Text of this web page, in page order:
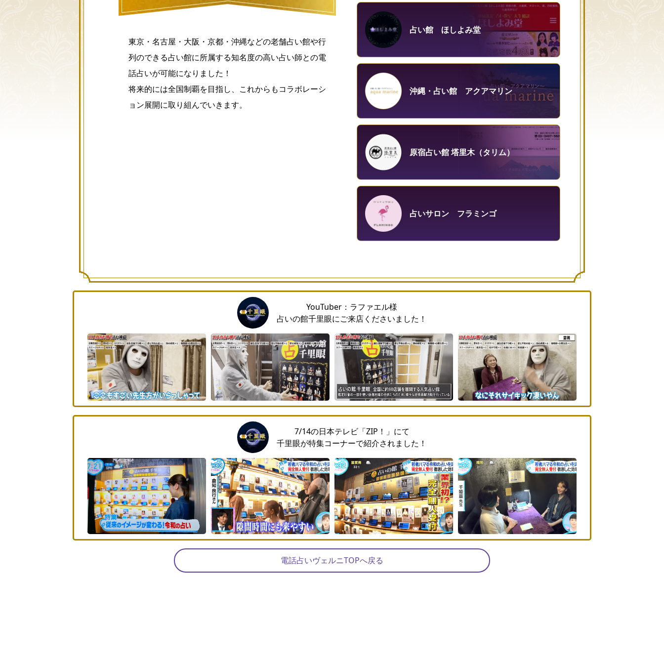
東京・名古屋・大阪・京都・沖縄などの老舗占い館や行
列のできる占い館に所属する知名度の高い占い師との電
話占いが可能になりました！
将来的には全国制覇を目指し、これからもコラボレーシ
ョン展開に取り組んでいきます。
占い館 ほしよみ堂
沖縄・占い館 アクアマリン
原宿占い館 塔里木（タリム）
占いサロン フラミンゴ
YouTuber：ラファエル様
占いの館千里眼にご来店くださいました！
7/14の日本テレビ「ZIP！」にて
千里眼が特集コーナーで紹介されました！
電話占いヴェルニTOPへ戻る